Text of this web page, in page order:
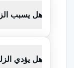
ما هي
مرض مينييه
الأذن
هل يسبب
هل يؤدي